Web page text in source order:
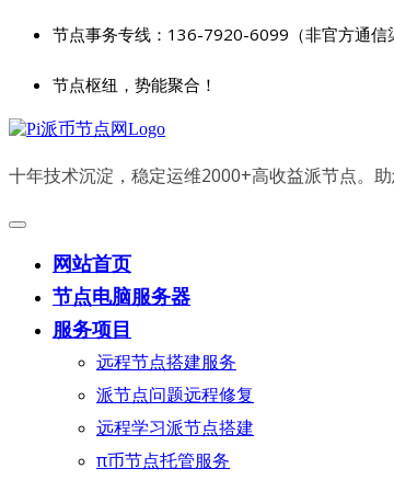
节点事务专线：136-7920-6099（非官方通信
节点枢纽，势能聚合！
十年技术沉淀，稳定运维2000+高收益派节点。
网站首页
节点电脑服务器
服务项目
远程节点搭建服务
派节点问题远程修复
远程学习派节点搭建
π币节点托管服务